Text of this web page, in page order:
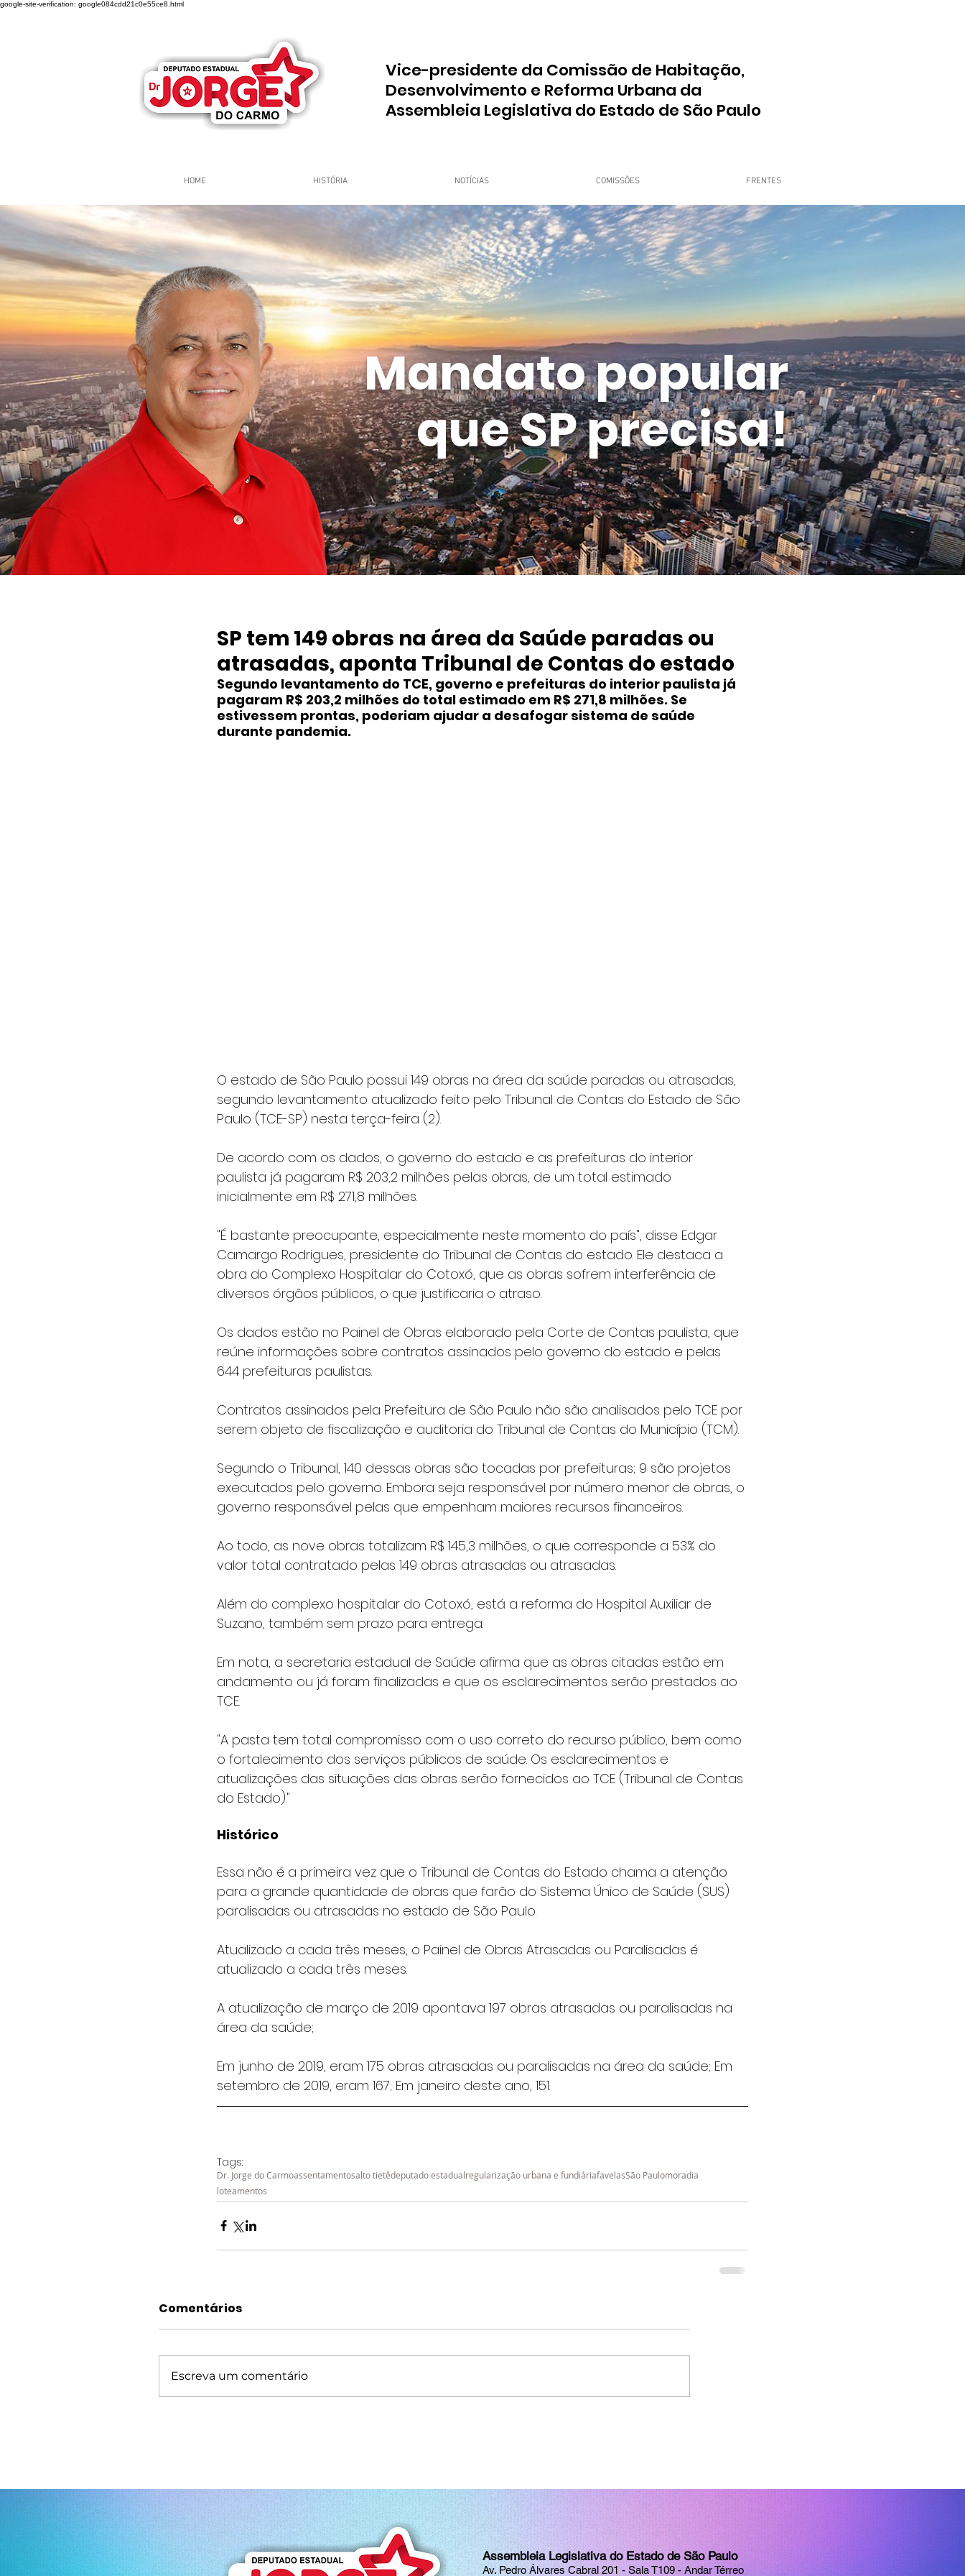
google-site-verification: google084cdd21c0e55ce8.html
Vice-presidente da Comissão de Habitação,
Desenvolvimento e Reforma Urbana da
Assembleia Legislativa do Estado de São Paulo
HOME HISTÓRIA NOTÍCIAS COMISSÕES FRENTES
SP tem 149 obras na área da Saúde paradas ou
atrasadas, aponta Tribunal de Contas do estado
Segundo levantamento do TCE, governo e prefeituras do interior paulista já
pagaram R$ 203,2 milhões do total estimado em R$ 271,8 milhões. Se
estivessem prontas, poderiam ajudar a desafogar sistema de saúde
durante pandemia.
O estado de São Paulo possui 149 obras na área da saúde paradas ou atrasadas,
segundo levantamento atualizado feito pelo Tribunal de Contas do Estado de São
Paulo (TCE-SP) nesta terça-feira (2).
De acordo com os dados, o governo do estado e as prefeituras do interior
paulista já pagaram R$ 203,2 milhões pelas obras, de um total estimado
inicialmente em R$ 271,8 milhões.
"É bastante preocupante, especialmente neste momento do país", disse Edgar
Camargo Rodrigues, presidente do Tribunal de Contas do estado. Ele destaca a
obra do Complexo Hospitalar do Cotoxó, que as obras sofrem interferência de
diversos órgãos públicos, o que justificaria o atraso.
Os dados estão no Painel de Obras elaborado pela Corte de Contas paulista, que
reúne informações sobre contratos assinados pelo governo do estado e pelas
644 prefeituras paulistas.
Contratos assinados pela Prefeitura de São Paulo não são analisados pelo TCE por
serem objeto de fiscalização e auditoria do Tribunal de Contas do Município (TCM).
Segundo o Tribunal, 140 dessas obras são tocadas por prefeituras; 9 são projetos
executados pelo governo. Embora seja responsável por número menor de obras, o
governo responsável pelas que empenham maiores recursos financeiros.
Ao todo, as nove obras totalizam R$ 145,3 milhões, o que corresponde a 53% do
valor total contratado pelas 149 obras atrasadas ou atrasadas.
Além do complexo hospitalar do Cotoxó, está a reforma do Hospital Auxiliar de
Suzano, também sem prazo para entrega.
Em nota, a secretaria estadual de Saúde afirma que as obras citadas estão em
andamento ou já foram finalizadas e que os esclarecimentos serão prestados ao
TCE.
"A pasta tem total compromisso com o uso correto do recurso público, bem como
o fortalecimento dos serviços públicos de saúde. Os esclarecimentos e
atualizações das situações das obras serão fornecidos ao TCE (Tribunal de Contas
do Estado)."
Histórico
Essa não é a primeira vez que o Tribunal de Contas do Estado chama a atenção
para a grande quantidade de obras que farão do Sistema Único de Saúde (SUS)
paralisadas ou atrasadas no estado de São Paulo.
Atualizado a cada três meses, o Painel de Obras Atrasadas ou Paralisadas é
atualizado a cada três meses.
A atualização de março de 2019 apontava 197 obras atrasadas ou paralisadas na
área da saúde;
Em junho de 2019, eram 175 obras atrasadas ou paralisadas na área da saúde; Em
setembro de 2019, eram 167; Em janeiro deste ano, 151.
Tags:
Dr. Jorge do Carmoassentamentosalto tietêdeputado estadualregularização urbana e fundiáriafavelasSão Paulomoradia
loteamentos
Comentários
Escreva um comentário
Mandato popular
que SP precisa!
Assembleia Legislativa do Estado de São Paulo
Av. Pedro Álvares Cabral 201 - Sala T109 - Andar Térreo